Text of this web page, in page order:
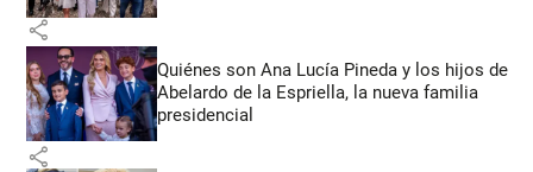
share
Quiénes son Ana Lucía Pineda y los hijos de
Abelardo de la Espriella, la nueva familia
presidencial
share